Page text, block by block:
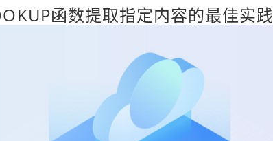
函数提取指定内容的最佳实践